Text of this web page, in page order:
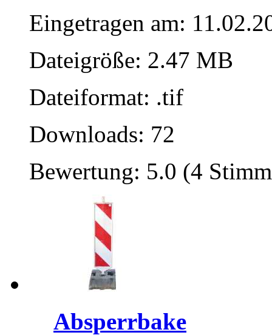
Eingetragen am:
Dateigröße: 2.47 MB
Dateiformat: .tif
Downloads: 72
Bewertung: 5.0 (4
Absperrbake